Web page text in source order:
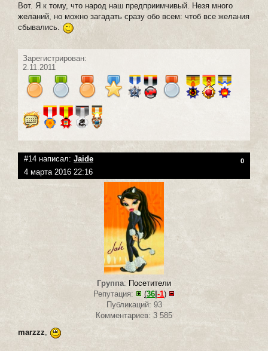
Вот. Я к тому, что народ наш предприимчивый. Незя много
желаний, но можно загадать сразу обо всем: чтоб все желания
сбывались.
Зарегистрирован:
2.11.2011
#14 написал: Jaide 0
4 марта 2016 22:16
Группа: Посетители
Репутация:
(36 -1)
Публикаций: 93
Комментариев: 3 585
marzzz,